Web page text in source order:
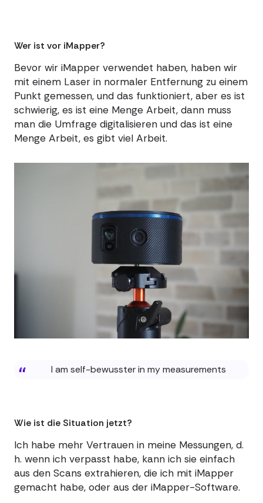
Wer ist vor iMapper?
Bevor wir iMapper verwendet haben, haben wir
mit einem Laser in normaler Entfernung zu einem
Punkt gemessen, und das funktioniert, aber es ist
schwierig, es ist eine Menge Arbeit, dann muss
man die Umfrage digitalisieren und das ist eine
Menge Arbeit, es gibt viel Arbeit.
I am self-bewusster in my measurements
Wie ist die Situation jetzt?
Ich habe mehr Vertrauen in meine Messungen, d.
h. wenn ich verpasst habe, kann ich sie einfach
aus den Scans extrahieren, die ich mit iMapper
gemacht habe, oder aus der iMapper-Software.